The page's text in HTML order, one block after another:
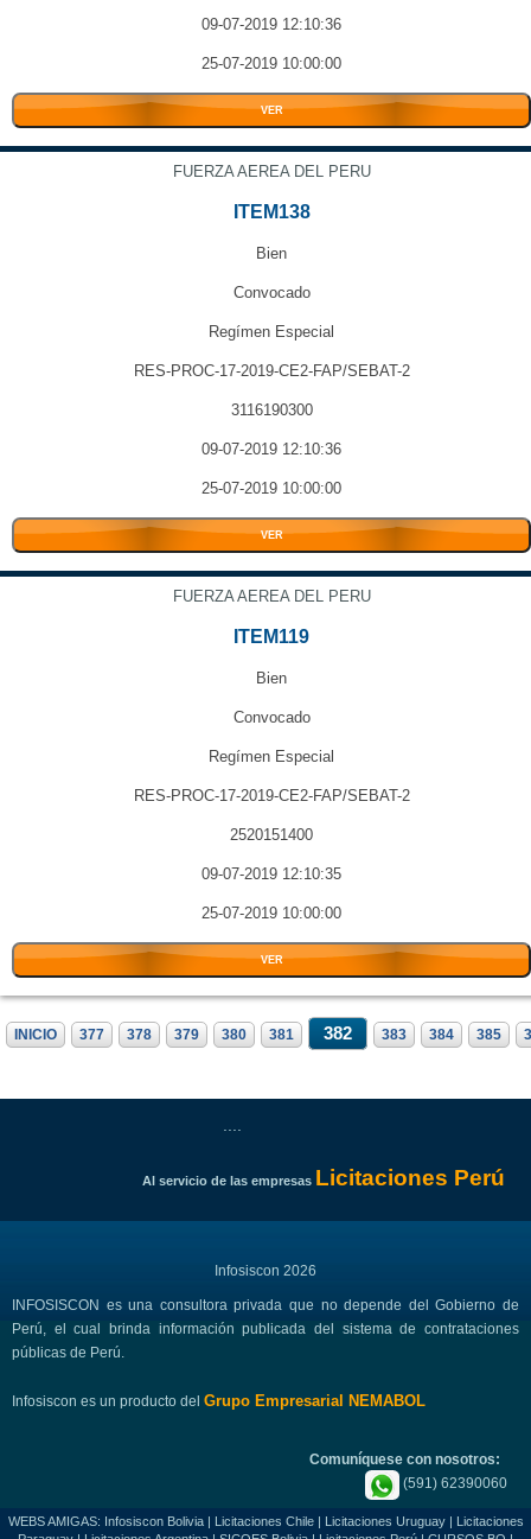
09-07-2019 12:10:36
25-07-2019 10:00:00
VER
FUERZA AEREA DEL PERU
ITEM138
Bien
Convocado
Regímen Especial
RES-PROC-17-2019-CE2-FAP/SEBAT-2
3116190300
09-07-2019 12:10:36
25-07-2019 10:00:00
VER
FUERZA AEREA DEL PERU
ITEM119
Bien
Convocado
Regímen Especial
RES-PROC-17-2019-CE2-FAP/SEBAT-2
2520151400
09-07-2019 12:10:35
25-07-2019 10:00:00
VER
INICIO 377 378 379 380 381 382 383 384 385
Al servicio de las empresas Licitaciones Perú
Infosiscon 2026
INFOSISCON es una consultora privada que no depende del Gobierno de
Perú, el cual brinda información publicada del sistema de contrataciones
públicas de Perú.
Infosiscon es un producto del Grupo Empresarial NEMABOL
Comuníquese con nosotros:
(591) 62390060
WEBS AMIGAS: Infosiscon Bolivia| Licitaciones Chile| Licitaciones Uruguay| Licitaciones